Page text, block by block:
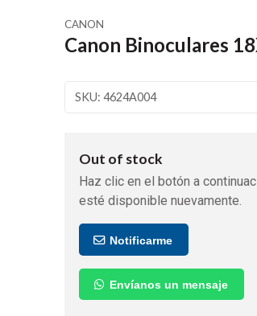
CANON
Canon Binoculares
SKU: 4624A004
Out of stock
Haz clic en el botón a
esté disponible nuevamente.
Notificarme
Envíanos un mensaje